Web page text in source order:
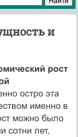
и
рост
остро эта
именно в
можно было
сотни лет,